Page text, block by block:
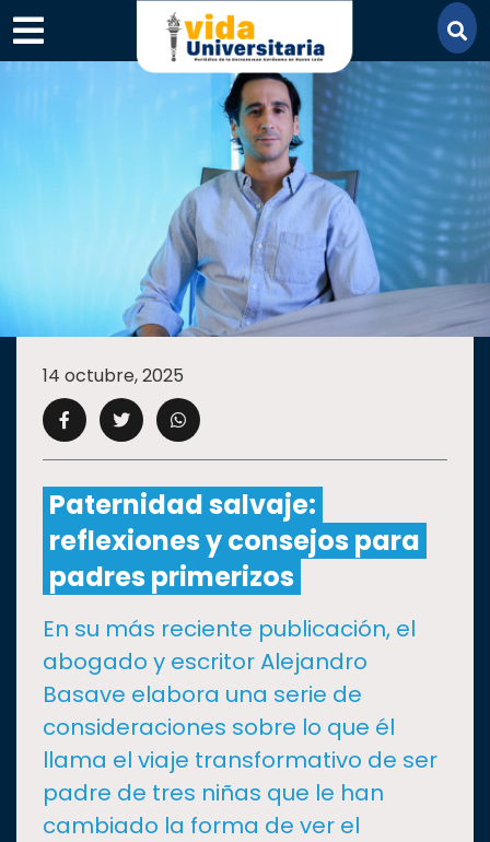
×
ACADEMIA
CAMPUS UANL
CULTURA
DEPORTES
I+D+IEXPERTOS
SALUD
SUSTENTABILIDAD
14 octubre, 2025
Paternidad salvaje:
reflexiones y consejos para
padres primerizos
En su más reciente publicación, el
abogado y escritor Alejandro
Basave elabora una serie de
consideraciones sobre lo que él
llama el viaje transformativo de ser
padre de tres niñas que le han
cambiado la forma de ver el